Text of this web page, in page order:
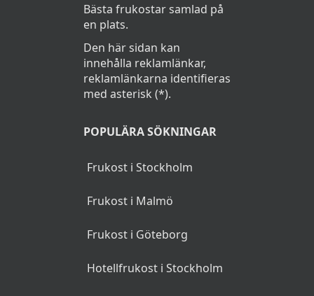
Bästa frukostar samlad på
en plats.
Den här sidan kan
innehålla reklamlänkar,
reklamlänkarna identifieras
med asterisk (*).
POPULÄRA SÖKNINGAR
Frukost i Stockholm
Frukost i Malmö
Frukost i Göteborg
Hotellfrukost i Stockholm